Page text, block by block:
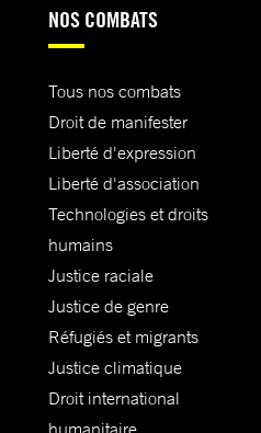
NOS COMBATS
Tous nos combats
Droit de manifester
Liberté d'expression
Liberté d'association
Technologies et droits
humains
Justice raciale
Justice de genre
Réfugiés et migrants
Justice climatique
Droit international
humanitaire